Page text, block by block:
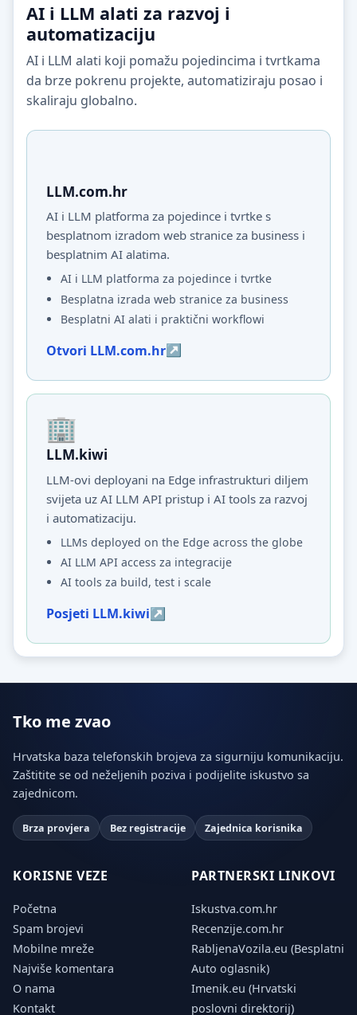
AI i LLM alati za razvoj i
automatizaciju
AI i LLM alati koji pomažu pojedincima i tvrtkama
da brze pokrenu projekte, automatiziraju posao i
skaliraju globalno.
LLM.com.hr
AI i LLM platforma za pojedince i tvrtke s
besplatnom izradom web stranice za business i
besplatnim AI alatima.
AI i LLM platforma za pojedince i tvrtke
Besplatna izrada web stranice za business
Besplatni AI alati i praktični workflowi
Otvori LLM.com.hr
LLM.kiwi
LLM-ovi deployani na Edge infrastrukturi diljem
svijeta uz AI LLM API pristup i AI tools za razvoj
i automatizaciju.
LLMs deployed on the Edge across the globe
AI LLM API access za integracije
AI tools za build, test i scale
Posjeti LLM.kiwi
Tko me zvao
Hrvatska baza telefonskih brojeva za sigurniju komunikaciju.
Zaštitite se od neželjenih poziva i podijelite iskustvo sa
zajednicom.
Brza provjera Bez registracije Zajednica korisnika
KORISNE VEZE
Početna
Spam brojevi
Mobilne mreže
Najviše komentara
O nama
Kontakt
PARTNERSKI LINKOVI
Iskustva.com.hr
Recenzije.com.hr
RabljenaVozila.eu (Besplatni
Auto oglasnik)
Imenik.eu (Hrvatski
poslovni direktorij)